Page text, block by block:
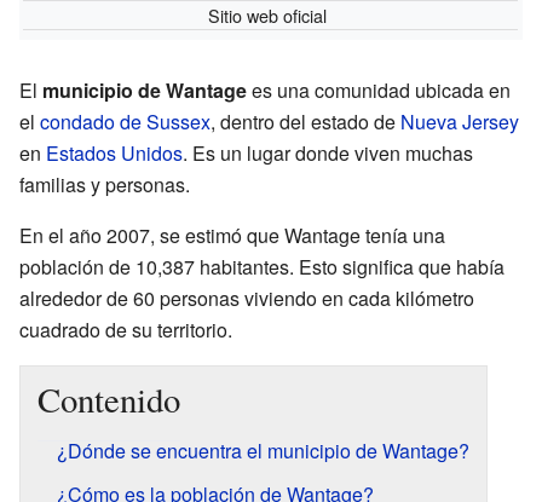
Sitio web oficial
El municipio de Wantagees una comunidad ubicada en
el condado de Sussex, dentro del estado de Nueva Jersey
en Estados Unidos. Es un lugar donde viven muchas
familias y personas.
En el año 2007, se estimó que Wantage tenía una
población de 10,387 habitantes. Esto significa que había
alrededor de 60 personas viviendo en cada kilómetro
cuadrado de su territorio.
Contenido
¿Dónde se encuentra el municipio de Wantage?
¿Cómo es la población de Wantage?